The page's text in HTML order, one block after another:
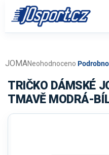
obsah
Průměrné
produktu
je
0,0
Neohodnoceno
JOMA
TRIČKO DÁMSKÉ
TMAVĚ MODRÁ-